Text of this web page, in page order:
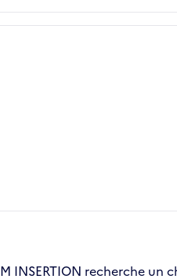
INSERTION recherche